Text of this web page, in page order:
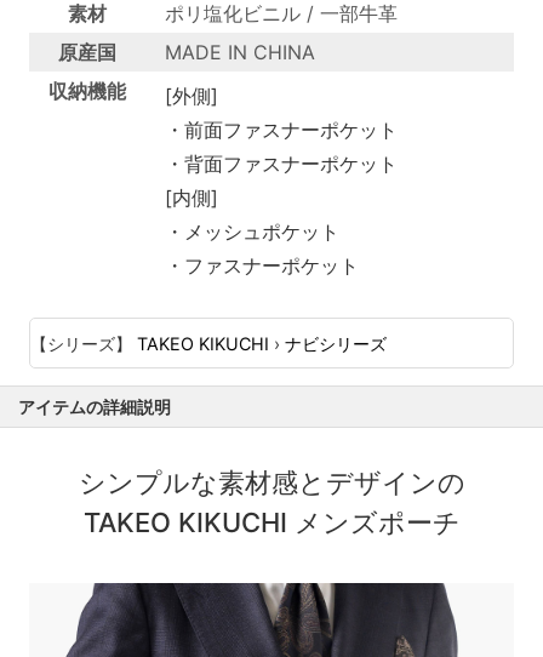
素材
ポリ塩化ビニル / 一部牛革
原産国
MADE IN CHINA
収納機能
[外側]
・前面ファスナーポケット
・背面ファスナーポケット
[内側]
・メッシュポケット
・ファスナーポケット
【シリーズ】 TAKEO KIKUCHI › ナビシリーズ
アイテムの詳細説明
シンプルな素材感とデザインの
TAKEO KIKUCHI メンズポーチ